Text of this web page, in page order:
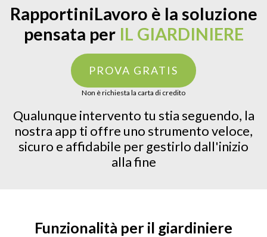
RapportiniLavoro è la soluzione
pensata per IL GIARDINIERE
PROVA GRATIS
Non è richiesta la carta di credito
Qualunque intervento tu stia seguendo, la
nostra app ti offre uno strumento veloce,
sicuro e affidabile per gestirlo dall'inizio
alla fine
Funzionalità per il giardiniere